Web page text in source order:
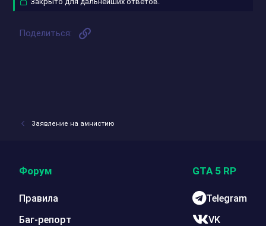
и
Поделиться:
Заявление на амнистию
Форум
Правила
Баг-репорт
GTA 5 RP
Telegram
VK